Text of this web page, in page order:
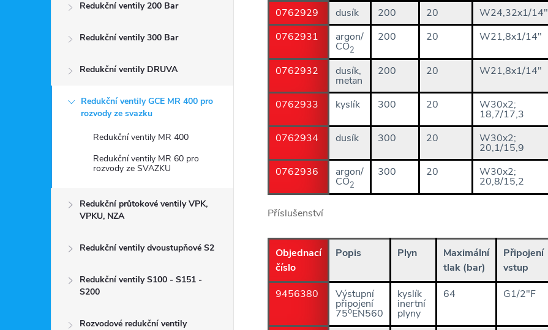
Redukční ventily 200 Bar
Redukční ventily 300 Bar
Redukční ventily DRUVA
Redukční ventily GCE MR 400 pro
rozvody ze svazku
Redukční ventily MR 400
Redukční ventily MR 60 pro
rozvody ze SVAZKU
Redukční průtokové ventily VPK,
VPKU, NZA
Redukční ventily dvoustupňové S2
Redukční ventily S100 - S151 -
S200
Rozvodové redukční ventily
0762929
dusík 200 20 W24,32x1/14"
0762931
argon/
CO2
200 20 W21,8x1/14"
0762932 dusík,
metan
200 20 W21,8x1/14"
0762933 kyslík 300 20 W30x2;
18,7/17,3
0762934 dusík 300 20 W30x2;
20,1/15,9
0762936 argon/
CO2
300 20 W30x2;
20,8/15,2
Příslušenství
Objednací
číslo
Popis Plyn
Maximální
tlak (bar)
Připojení
vstup
9456380
Výstupní
připojení
75oEN560
kyslík
inertní
plyny
64 G1/2"F